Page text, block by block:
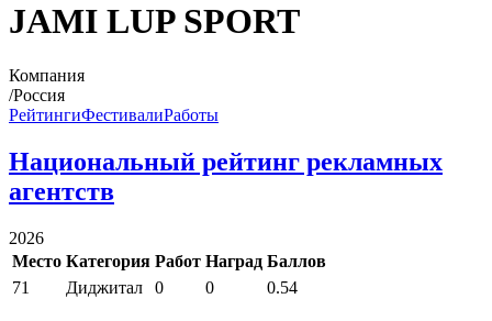
JAMI LUP SPORT
Компания
/Россия
РейтингиФестивалиРаботы
Национальный рейтинг рекламных
агентств
2026
Место Категория Работ Наград Баллов
71
Диджитал 0 0 0.54